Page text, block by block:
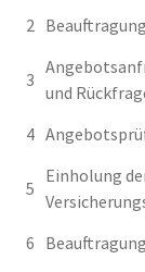
2
3
und
4
5
Einholung
6